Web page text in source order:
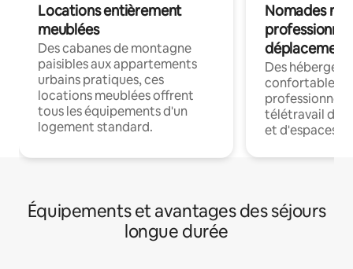
Locations entièrement
meublées
Des cabanes de montagne
paisibles aux appartements
urbains pratiques, ces
locations meublées offrent
tous les équipements d'un
logement standard.
Nomades
déplacement
Des
confortables
professionnels
télétravail
et d'espaces
Équipements et avantages des séjours
longue durée